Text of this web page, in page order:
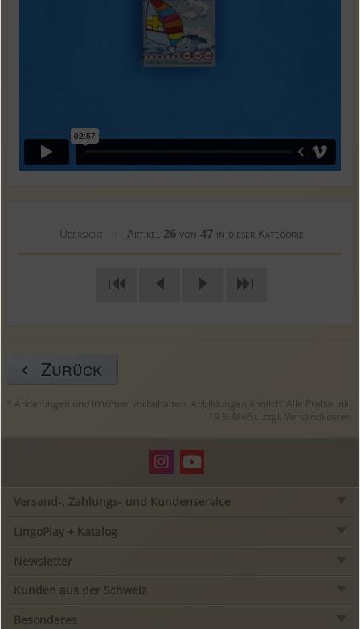
Übersicht Artikel 26von 47in dieser Kategorie
| |
Zurück
* Änderungen und Irrtümer vorbehalten. Abbildungen ähnlich. Alle Preise inkl.
19 % MwSt. zzgl. Versandkosten.
Versand-, Zahlungs- und Kundenservice
LingoPlay + Katalog
Newsletter
Kunden aus der Schweiz
Besonderes